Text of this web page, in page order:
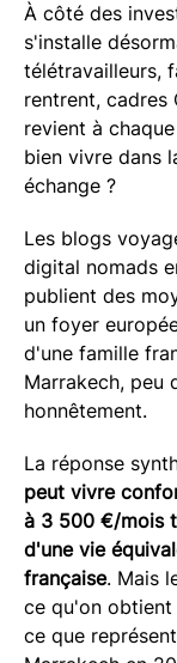
À côté des
s'installe
télétravailleurs,
rentrent, cadres
revient à
bien vivre dans
échange ?
Les blogs
digital nomads
publient des
un foyer
d'une famille
Marrakech, peu
honnêtement.
La réponse
peut vivre
à 3 500 €/mois
d'une vie
française. Mais
ce qu'on obtient
ce que